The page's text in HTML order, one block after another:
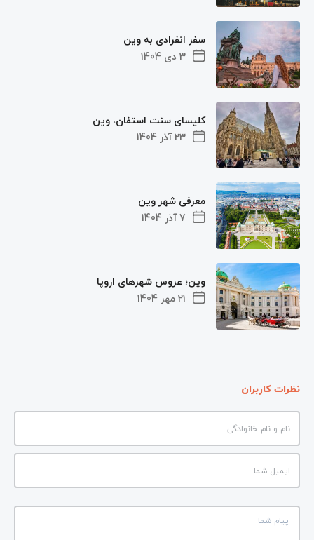
3 دی 1404
سفر انفرادی به وین
23 آذر 1404
کلیسای سنت استفان، وین
7 آذر 1404
معرفی شهر وین
21 مهر 1404
وین؛ عروس شهرهای اروپا
نظرات کاربران